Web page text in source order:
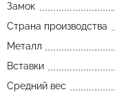
Замок
Страна производства
Металл
Вставки
Средний вес